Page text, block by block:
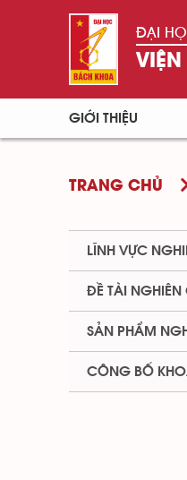
ĐẠI
GIỚI THIỆU
TRANG CHỦ
LĨNH VỰC
ĐỀ TÀI NGHIÊN
SẢN PHẨM
CÔNG BỐ